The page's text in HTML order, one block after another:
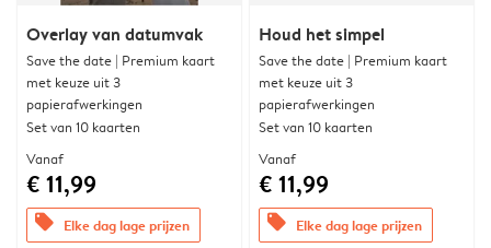
Overlay van datumvak
Save the date | Premium kaart
met keuze uit 3
papierafwerkingen
Set van 10 kaarten
Vanaf
€ 11,99
offers Elke dag lage prijzen
Houd het simpel
Save the date | Premium kaart
met keuze uit 3
papierafwerkingen
Set van 10 kaarten
Vanaf
€ 11,99
offers Elke dag lage prijzen